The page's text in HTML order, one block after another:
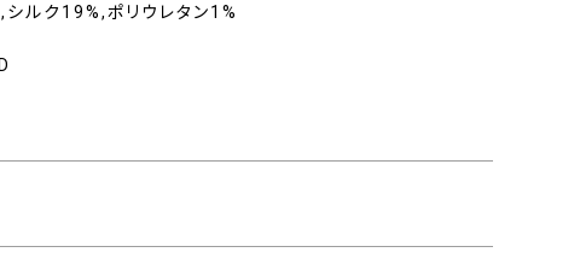
ルク19%,ポリウレタン1%